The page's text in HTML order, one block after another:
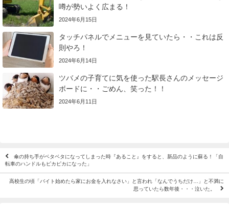
噂が勢いよく広まる！
2024年6月15日
タッチパネルでメニューを見ていたら・・これは反
則やろ！
2024年6月14日
ツバメの子育てに気を使った駅長さんのメッセージ
ボードに・・ごめん、笑った！！
2024年6月11日
傘の持ち手がベタベタになってしまった時『あること』をすると、新品のように蘇る！「自
転車のハンドルもピカピカになった」
高校生の頃「バイト始めたら家にお金を入れなさい」と言われ「なんでうちだけ…」と不満に
思っていたら数年後・・・泣いた。